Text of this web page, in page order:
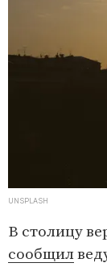
UNSPLASH
В столицу
сообщил